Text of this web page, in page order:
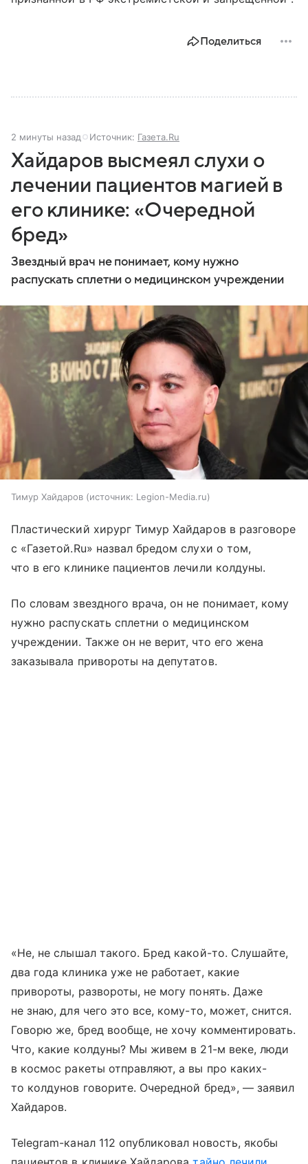
Поделиться
2 минуты назад Источник: Газета.Ru
Хайдаров высмеял слухи о
лечении пациентов магией в
его клинике: «Очередной
бред»
Звездный врач не понимает, кому нужно
распускать сплетни о медицинском учреждении
Тимур Хайдаров источник: Legion-Media.ru
Пластический хирург Тимур Хайдаров в разговоре
с «Газетой.Ru» назвал бредом слухи о том,
что в его клинике пациентов лечили колдуны.
По словам звездного врача, он не понимает, кому
нужно распускать сплетни о медицинском
учреждении. Также он не верит, что его жена
заказывала привороты на депутатов.
«Не, не слышал такого. Бред какой-то. Слушайте,
два года клиника уже не работает, какие
привороты, развороты, не могу понять. Даже
не знаю, для чего это все, кому-то, может, снится.
Говорю же, бред вообще, не хочу комментировать.
Что, какие колдуны? Мы живем в 21-м веке, люди
в космос ракеты отправляют, а вы про каких-
то колдунов говорите. Очередной бред», — заявил
Хайдаров.
Telegram-канал 112 опубликовал новость, якобы